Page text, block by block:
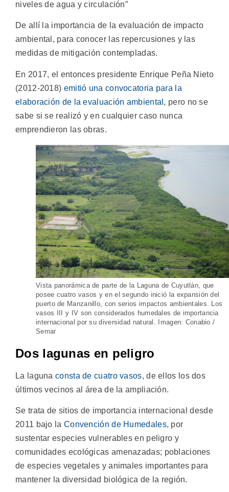
niveles de agua y circulación”
De allí la importancia de la evaluación de impacto
ambiental, para conocer las repercusiones y las
medidas de mitigación contempladas.
En 2017, el entonces presidente Enrique Peña Nieto
(2012-2018) emitió una convocatoria para la
elaboración de la evaluación ambiental , pero no se
sabe si se realizó y en cualquier caso nunca
emprendieron las obras.
Vista panorámica de parte de la Laguna de Cuyutlán, que
posee cuatro vasos y en el segundo inició la expansión del
puerto de Manzanillo, con serios impactos ambientales. Los
vasos III y IV son considerados humedales de importancia
internacional por su diversidad natural. Imagen: Conabio /
Semar
Dos lagunas en peligro
La lagunaconsta de cuatro vasos, de ellos los dos
últimos vecinos al área de la ampliación.
Se trata de sitios de importancia internacional desde
2011 bajo la Convención de Humedales, por
sustentar especies vulnerables en peligro y
comunidades ecológicas amenazadas; poblaciones
de especies vegetales y animales importantes para
mantener la diversidad biológica de la región.